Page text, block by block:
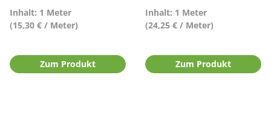
Inhalt: 1 Meter
(15,30 € / Meter)
Zum Produkt
Inhalt: 1 Meter
(24,25 € / Meter)
Zum Produkt